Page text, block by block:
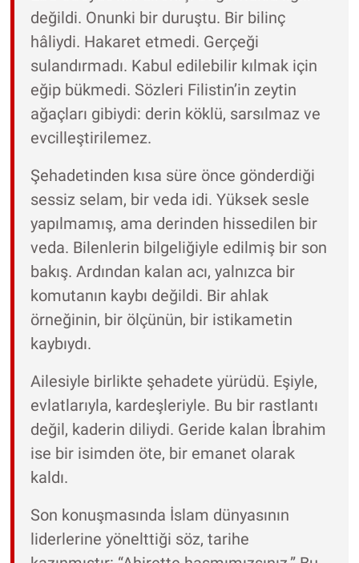
değildi. Onunki bir duruştu. Bir bilinç
hâliydi. Hakaret etmedi. Gerçeği
sulandırmadı. Kabul edilebilir kılmak için
eğip bükmedi. Sözleri Filistin’in zeytin
ağaçları gibiydi: derin köklü, sarsılmaz ve
evcilleştirilemez.
Şehadetinden kısa süre önce gönderdiği
sessiz selam, bir veda idi. Yüksek sesle
yapılmamış, ama derinden hissedilen bir
veda. Bilenlerin bilgeliğiyle edilmiş bir son
bakış. Ardından kalan acı, yalnızca bir
komutanın kaybı değildi. Bir ahlak
örneğinin, bir ölçünün, bir istikametin
kaybıydı.
Ailesiyle birlikte şehadete yürüdü. Eşiyle,
evlatlarıyla, kardeşleriyle. Bu bir rastlantı
değil, kaderin diliydi. Geride kalan İbrahim
ise bir isimden öte, bir emanet olarak
kaldı.
Son konuşmasında İslam dünyasının
liderlerine yönelttiği söz, tarihe